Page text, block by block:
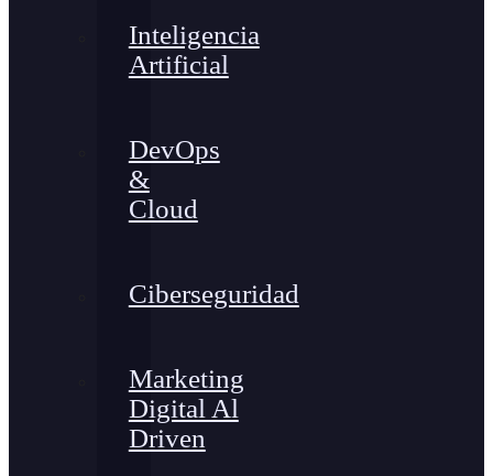
Inteligencia
Artificial
DevOps
&
Cloud
Ciberseguridad
Marketing
Digital Al
Driven